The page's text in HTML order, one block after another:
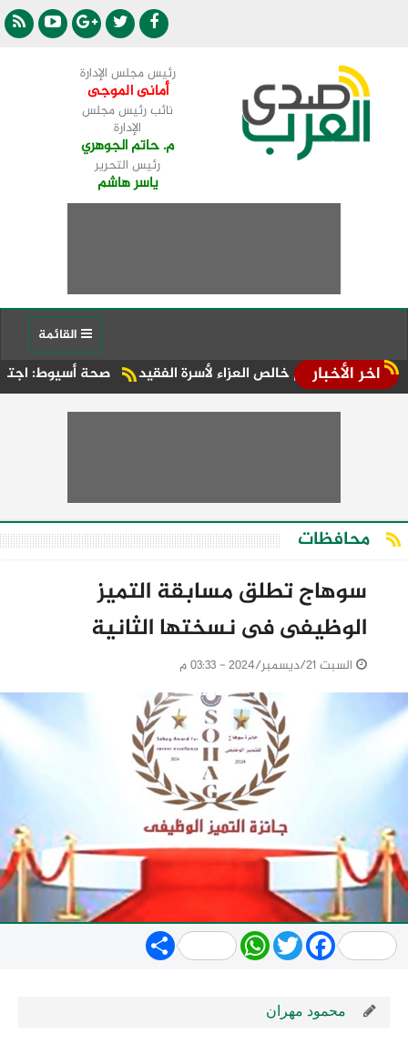
رئيس مجلس الإدارة
أمانى الموجى
نائب رئيس مجلس
الإدارة
م. حاتم الجوهري
رئيس التحرير
ياسر هاشم
اخر الأخبار صحة أسيوط: اجتماع موسع خالص العزاء لأسرة الفقيد
محافظات
سوهاج تطلق مسابقة التميز
الوظيفى فى نسختها الثانية
السبت 21/ديسمبر/2024 - 03:33 م
Share WhatsApp
TwitterFacebook
محمود مهران